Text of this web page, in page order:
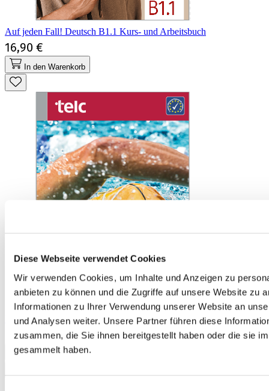
Diese Webseite verwendet Cookies
Wir verwenden Cookies, um Inhalte und Anzeigen zu
anbieten zu können und die Zugriffe auf unsere Website zu
Informationen zu Ihrer Verwendung unserer Website an
und Analysen weiter. Unsere Partner führen diese
zusammen, die Sie ihnen bereitgestellt haben oder die sie
gesammelt haben.
Auf jeden Fall! Deutsch B1.1 Kurs- und Arbeitsbuch
16,90 €
In den Warenkorb
Prüfungstraining Zertifikat Deutsch / telc Deutsch B1
18,50 €
In den Warenkorb